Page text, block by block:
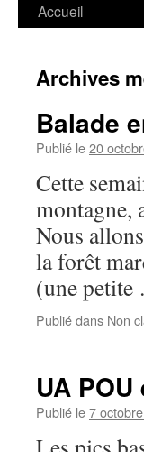
Accueil
Archives
Balade
Publié le20
Cette
montagne,
Nous
la forêt
(une
Publié dans Non
UA
Publié le7